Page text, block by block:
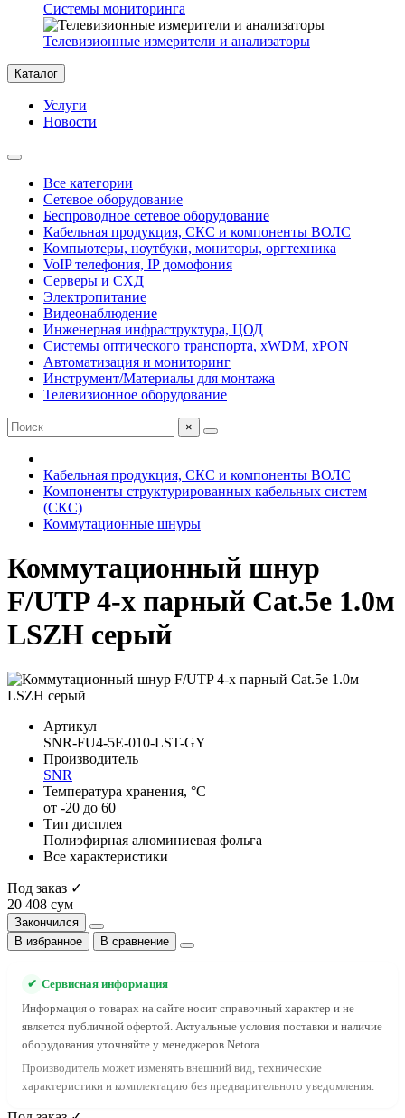
Системы мониторинга
Телевизионные измерители и анализаторы
Каталог
Услуги
Новости
Все категории
Сетевое оборудование
Беспроводное сетевое оборудование
Кабельная продукция, СКС и компоненты ВОЛС
Компьютеры, ноутбуки, мониторы, оргтехника
VoIP телефония, IP домофония
Серверы и СХД
Электропитание
Видеонаблюдение
Инженерная инфраструктура, ЦОД
Системы оптического транспорта, xWDM, xPON
Автоматизация и мониторинг
Инструмент/Материалы для монтажа
Телевизионное оборудование
×
Кабельная продукция, СКС и компоненты ВОЛС
Компоненты структурированных кабельных систем
(СКС)
Коммутационные шнуры
Коммутационный шнур
F/UTP 4-х парный Cat.5e 1.0м
LSZH серый
Артикул
SNR-FU4-5E-010-LST-GY
Производитель
SNR
Температура хранения, °C
от -20 до 60
Тип дисплея
Полиэфирная алюминиевая фольга
Все характеристики
Под заказ ✓
20 408 сум
Закончился
В избранное
В сравнение
✔ Сервисная информация
Информация о товарах на сайте носит справочный характер и не
является публичной офертой. Актуальные условия поставки и наличие
оборудования уточняйте у менеджеров Netora.
Производитель может изменять внешний вид, технические
характеристики и комплектацию без предварительного уведомления.